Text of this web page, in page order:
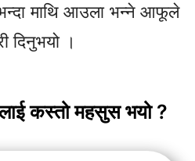
माथि आउला भन्ने आफूले
दिनुभयो ।
कस्तो महसुस भयो ?